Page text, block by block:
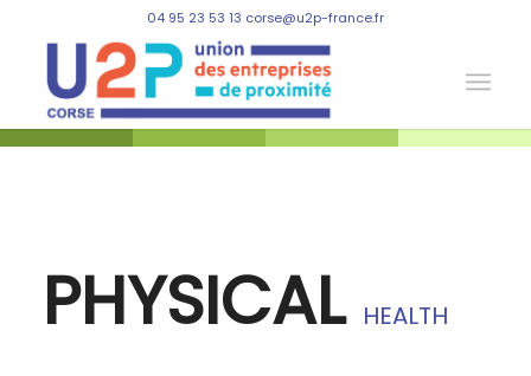
04 95 23 53 13 corse@u2p-france.fr
PHYSICAL HEALTH